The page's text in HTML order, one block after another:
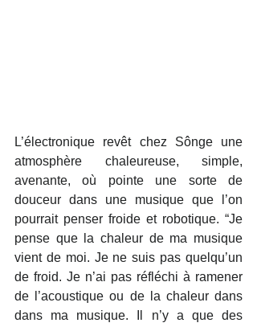
L’électronique revêt chez Sônge une
atmosphère chaleureuse, simple,
avenante, où pointe une sorte de
douceur dans une musique que l’on
pourrait penser froide et robotique. “Je
pense que la chaleur de ma musique
vient de moi. Je ne suis pas quelqu’un
de froid. Je n’ai pas réfléchi à ramener
de l’acoustique ou de la chaleur dans
dans ma musique. Il n’y a que des